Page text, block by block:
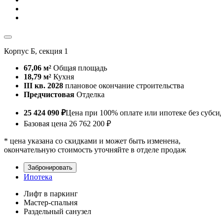
Корпус Б, секция 1
67,06 м² Общая площадь
18,79 м² Кухня
III кв. 2028 плановое окончание строительства
Предчистовая Отделка
25 424 090 ₽Цена при 100% оплате или ипотеке без
Базовая цена 26 762 200 ₽
* цена указана со скидками и может быть изменена,
окончательную стоимость уточняйте в отделе продаж
Забронировать
Ипотека
Лифт в паркинг
Мастер-спальня
Раздельный санузел